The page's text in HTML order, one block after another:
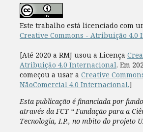
Este trabalho está licenciado com
Creative Commons - Atribuição
[Até 2020 a RMJ usou a Licença
Atribuição 4.0 Internacional. Em
começou a usar a Creative
NãoComercial 4.0 Internacional.]
Esta publicação é financiada por
através da FCT “ Fundação para a
Tecnologia, I.P., no mbito do projeto